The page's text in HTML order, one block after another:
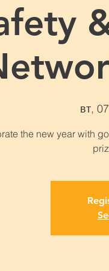
вт,
the new year with